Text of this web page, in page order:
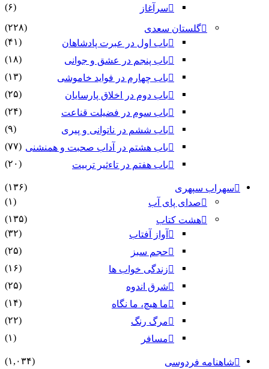
سرآغاز
(۶)
گلستان سعدی
(۲۲۸)
باب اول در عبرت پادشاهان
(۴۱)
باب پنجم در عشق و جوانى
(۱۸)
باب چهارم در فواید خاموشى
(۱۳)
باب دوم در اخلاق پارسایان
(۲۵)
باب سوم در فضیلت قناعت
(۲۴)
باب ششم در ناتوانى و پیرى
(۹)
باب هشتم در آداب صحبت و همنشنى (۷۷)
باب هفتم در تاءثیر تربیت
(۲۰)
سهراب سپهری
(۱۳۶)
صدای پای آب
(۱)
هشت کتاب
(۱۳۵)
آواز آفتاب
(۳۲)
حجم سبز
(۲۵)
زندگی خواب ها
(۱۶)
شرق اندوه
(۲۵)
ما هیچ، ما نگاه
(۱۴)
مرگ رنگ
(۲۲)
مسافر
(۱)
شاهنامه فردوسی
(۱,۰۳۴)